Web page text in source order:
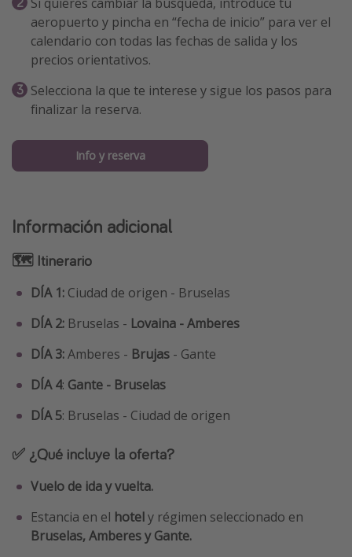
aeropuerto y pincha en “fecha de inicio” para ver el
calendario con todas las fechas de salida y los
precios orientativos.
Selecciona la que te interese y sigue los pasos para
finalizar la reserva.
Info y reserva
Información adicional
🗺 Itinerario
DÍA 1: Ciudad de origen - Bruselas
DÍA 2: Bruselas - Lovaina - Amberes
DÍA 3:Amberes - Brujas - Gante
DÍA 4: Gante - Bruselas
DÍA 5: Bruselas - Ciudad de origen
✅ ¿Qué incluye la oferta?
Vuelo de ida y vuelta.
Estancia en el hotely régimen seleccionado en
Bruselas, Amberes y Gante.